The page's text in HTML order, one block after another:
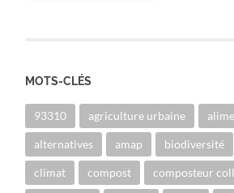
MOTS-CLÉS
93310 agriculture urbaine
alternatives amap biodiversité
climat compost composteur